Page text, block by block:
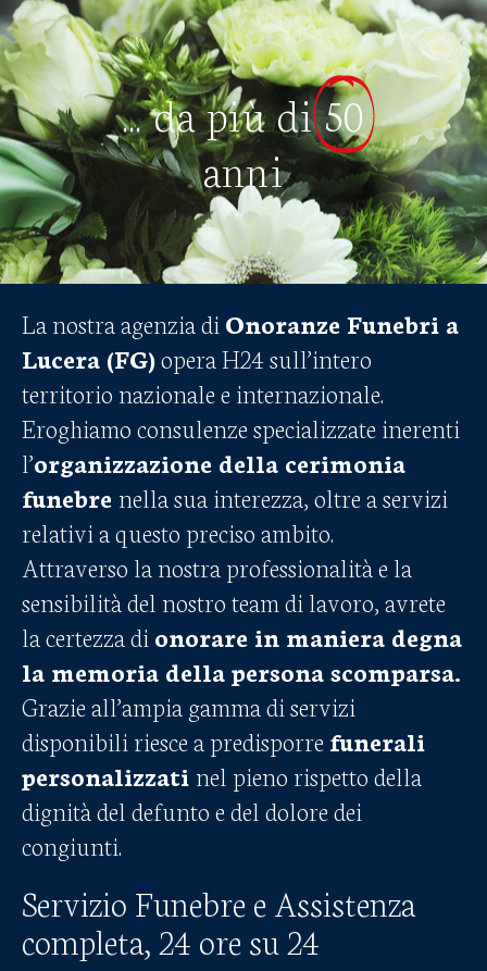
... da più di50
anni
La nostra agenzia di Onoranze Funebri a
Lucera (FG)opera H24 sull’intero
territorio nazionale e internazionale.
Eroghiamo consulenze specializzate inerenti
l’organizzazione della cerimonia
funebre nella sua interezza, oltre a servizi
relativi a questo preciso ambito.
Attraverso la nostra professionalità e la
sensibilità del nostro team di lavoro, avrete
la certezza di onorare in maniera degna
la memoria della persona scomparsa.
Grazie all’ampia gamma di servizi
disponibili riesce a predisporrefunerali
personalizzati nel pieno rispetto della
dignità del defunto e del dolore dei
congiunti.
Servizio Funebre e Assistenza
completa, 24 ore su 24